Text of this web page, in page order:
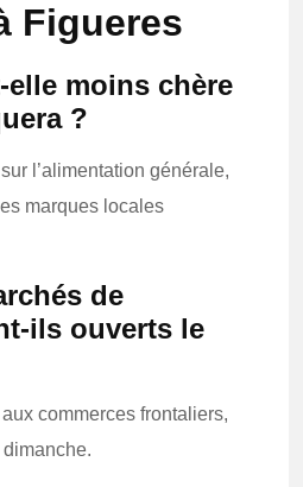
Figueres
elle moins chère
?
l’alimentation générale,
marques locales
de
ils ouverts le
commerces frontaliers,
dimanche.